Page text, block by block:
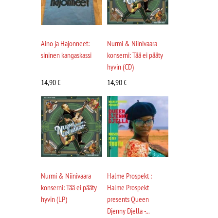
Aino ja Hajonneet:
sininen kangaskassi
14,90€
Nurmi & Niinivaara
konserni: Tää ei pääty
hyvin (CD)
14,90€
Nurmi & Niinivaara
konserni: Tää ei pääty
hyvin (LP)
Halme Prospekt :
Halme Prospekt
presents Queen
Djenny Djella -...